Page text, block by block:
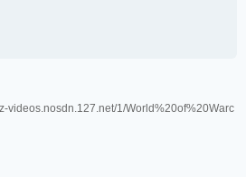
videos.nosdn.127.net/1/World%20of%20Warc